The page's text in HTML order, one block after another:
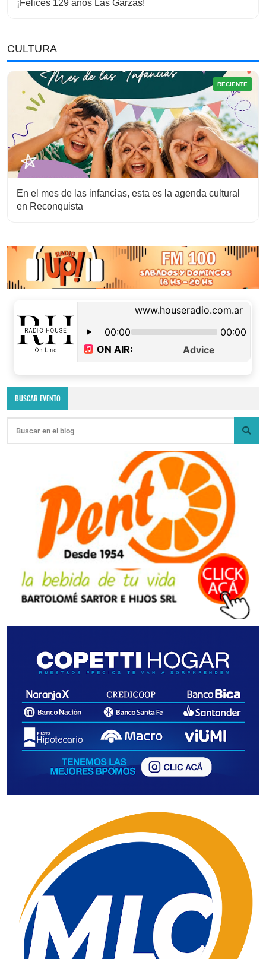
¡Felices 129 años Las Garzas!
CULTURA
RECIENTE
En el mes de las infancias, esta es la agenda cultural
en Reconquista
BUSCAR EVENTO